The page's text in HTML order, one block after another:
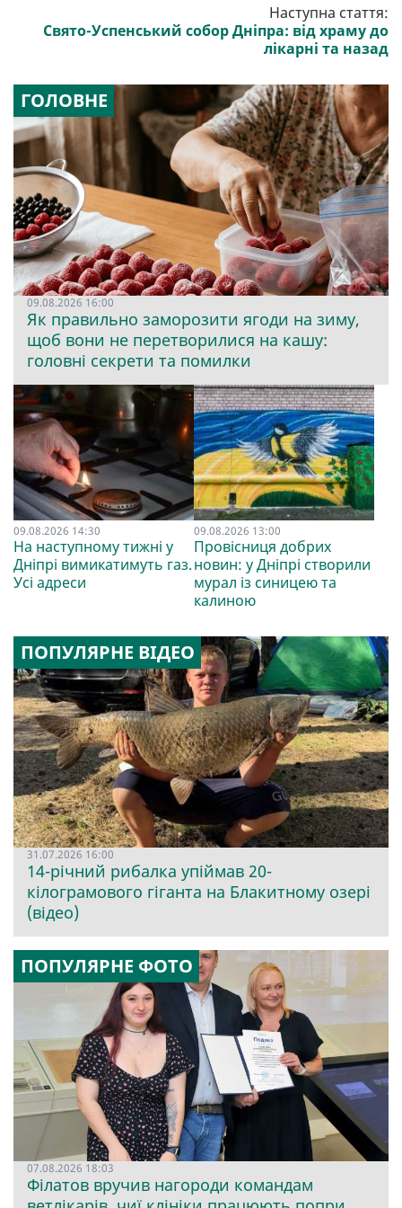
Наступна стаття:
Свято-Успенський собор Дніпра: від храму до
лікарні та назад
ГОЛОВНЕ
09.08.2026 16:00
Як правильно заморозити ягоди на зиму,
щоб вони не перетворилися на кашу:
головні секрети та помилки
09.08.2026 14:30
На наступному тижні у
Дніпрі вимикатимуть газ.
Усі адреси
09.08.2026 13:00
Провісниця добрих
новин: у Дніпрі створили
мурал із синицею та
калиною
ПОПУЛЯРНЕ ВІДЕО
31.07.2026 16:00
14-річний рибалка упіймав 20-
кілограмового гіганта на Блакитному озері
(відео)
ПОПУЛЯРНЕ ФОТО
07.08.2026 18:03
Філатов вручив нагороди командам